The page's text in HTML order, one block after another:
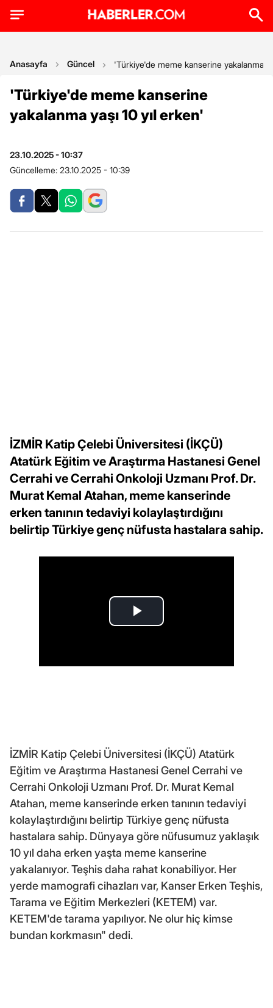
Anasayfa Güncel 'Türkiye'de meme kanserine yakalanma
'Türkiye'de meme kanserine
yakalanma yaşı 10 yıl erken'
23.10.2025 - 10:37
Güncelleme: 23.10.2025 - 10:39
İZMİR Katip Çelebi Üniversitesi (İKÇÜ)
Atatürk Eğitim ve Araştırma Hastanesi Genel
Cerrahi ve Cerrahi Onkoloji Uzmanı Prof. Dr.
Murat Kemal Atahan, meme kanserinde
erken tanının tedaviyi kolaylaştırdığını
belirtip Türkiye genç nüfusta hastalara sahip.
İZMİR Katip Çelebi Üniversitesi (İKÇÜ) Atatürk
Eğitim ve Araştırma Hastanesi Genel Cerrahi ve
Cerrahi Onkoloji Uzmanı Prof. Dr. Murat Kemal
Atahan, meme kanserinde erken tanının tedaviyi
kolaylaştırdığını belirtip Türkiye genç nüfusta
hastalara sahip. Dünyaya göre nüfusumuz yaklaşık
10 yıl daha erken yaşta meme kanserine
yakalanıyor. Teşhis daha rahat konabiliyor. Her
yerde mamografi cihazları var, Kanser Erken Teşhis,
Tarama ve Eğitim Merkezleri (KETEM) var.
KETEM'de tarama yapılıyor. Ne olur hiç kimse
bundan korkmasın" dedi.